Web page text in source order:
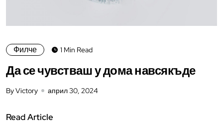
Филче 1 Min Read
Да се чувстваш у дома навсякъде
By Victory април 30, 2024
Read Article